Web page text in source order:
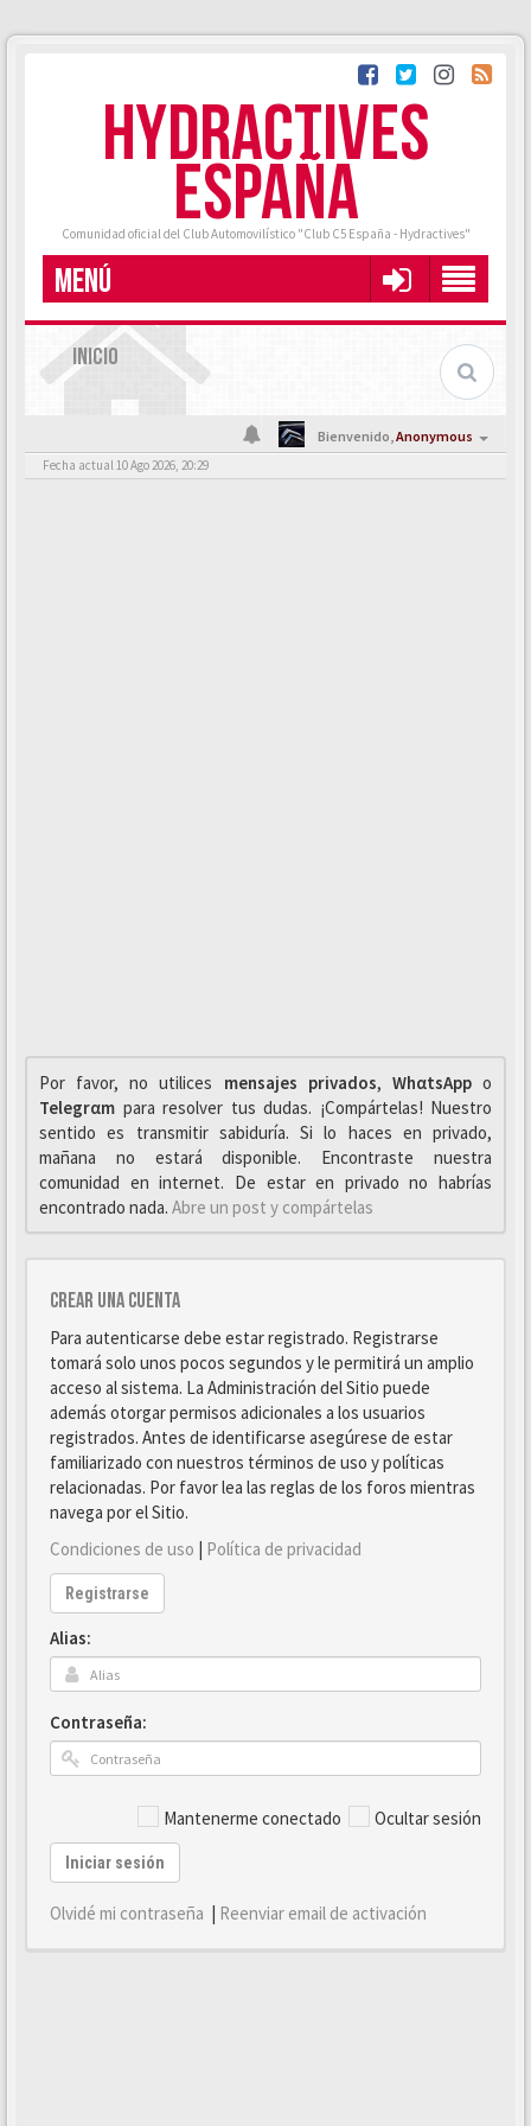
HYDRACTIVES
ESPAÑA
Comunidad oficial del Club Automovilístico "Club C5 España - Hydractives"
MENÚ
INICIO
Bienvenido,Anonymous
Fecha actual 10 Ago 2026, 20:29
Por favor, no utilices mensajes privados, WhαtsAppo
Telegrαm para resolver tus dudas. ¡Compártelas! Nuestro
sentido es transmitir sabiduría. Si lo haces en privado,
mañana no estará disponible. Encontraste nuestra
comunidad en internet. De estar en privado no habrías
encontrado nada. Abre un post y compártelas
Crear una cuenta
Para autenticarse debe estar registrado. Registrarse
tomará solo unos pocos segundos y le permitirá un amplio
acceso al sistema. La Administración del Sitio puede
además otorgar permisos adicionales a los usuarios
registrados. Antes de identificarse asegúrese de estar
familiarizado con nuestros términos de uso y políticas
relacionadas. Por favor lea las reglas de los foros mientras
navega por el Sitio.
Condiciones de uso | Política de privacidad
Registrarse
Alias:
Contraseña:
Mantenerme conectado Ocultar sesión
Iniciar sesión
Olvidé mi contraseña | Reenviar email de activación